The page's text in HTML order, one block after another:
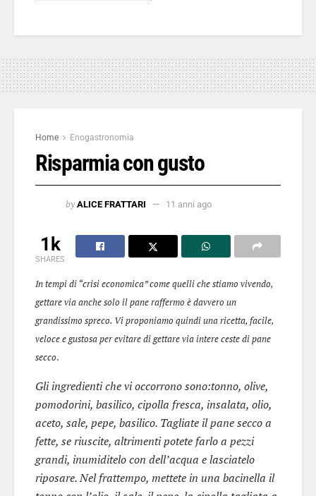
Home Enogastronomia
Risparmia con gusto
by ALICE FRATTARI 11 anni ago
1k
SHARES
In tempi di “crisi economica” come quelli che stiamo vivendo,
gettare via anche solo il pane raffermo è davvero un
grandissimo spreco. Vi proponiamo quindi una ricetta, facile,
veloce e gustosa per evitare di gettare via intere ceste di pane
secco.
Gli ingredienti che vi occorrono sono:tonno, olive,
pomodorini, basilico, cipolla fresca, insalata, olio,
aceto, sale, pepe, basilico. Tagliate il pane secco a
fette, se riuscite, altrimenti potete farlo a pezzi
grandi, inumiditelo con dell’acqua e lasciatelo
riposare. Nel frattempo, mettete in una bacinella il